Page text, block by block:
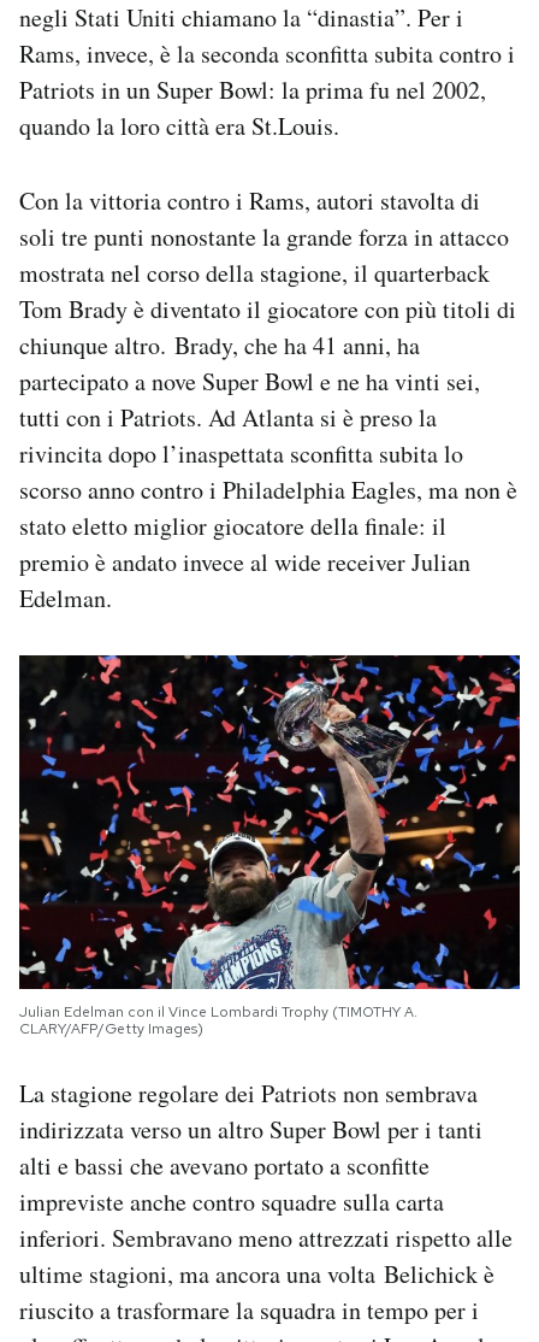
negli Stati Uniti chiamano la “dinastia”. Per i
Rams, invece, è la seconda sconfitta subita contro i
Patriots in un Super Bowl: la prima fu nel 2002,
quando la loro città era St.Louis.
Con la vittoria contro i Rams, autori stavolta di
soli tre punti nonostante la grande forza in attacco
mostrata nel corso della stagione, il quarterback
Tom Brady è diventato il giocatore con più titoli di
chiunque altro. Brady, che ha 41 anni, ha
partecipato a nove Super Bowl e ne ha vinti sei,
tutti con i Patriots. Ad Atlanta si è preso la
rivincita dopo l’inaspettata sconfitta subita lo
scorso anno contro i Philadelphia Eagles, ma non è
stato eletto miglior giocatore della finale: il
premio è andato invece al wide receiver Julian
Edelman.
Julian Edelman con il Vince Lombardi Trophy (TIMOTHY A.
CLARY/AFP/Getty Images)
La stagione regolare dei Patriots non sembrava
indirizzata verso un altro Super Bowl per i tanti
alti e bassi che avevano portato a sconfitte
impreviste anche contro squadre sulla carta
inferiori. Sembravano meno attrezzati rispetto alle
ultime stagioni, ma ancora una volta Belichick è
riuscito a trasformare la squadra in tempo per i